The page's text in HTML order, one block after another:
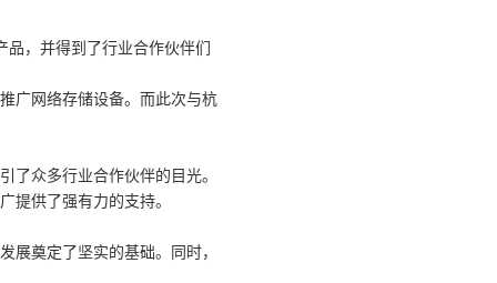
品，并得到了行业合作伙伴们
广网络存储设备。而此次与杭
众多行业合作伙伴的目光。
提供了强有力的支持。
奠定了坚实的基础。同时，